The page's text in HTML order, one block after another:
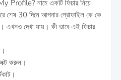
নামে একটি ফিচার নিয়ে
শেষ 30 দিনে আপনার প্রোফাইল কে কে
এখনও দেখা যায়। কী ভাবে এই ফিচার
করুন।